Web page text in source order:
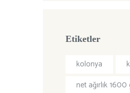
Etiketler
kolonya
net ağırlık 1600